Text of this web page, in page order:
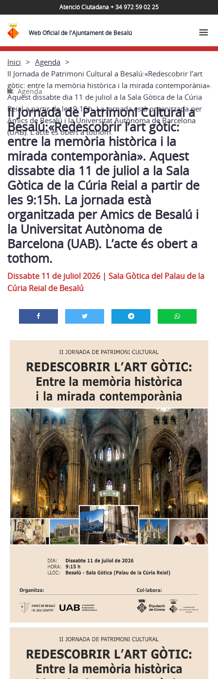
Atenció Ciutadana + 34 972 59 02 25
Web Oficial de l'Ajuntament de Besalú
Inici
Agenda
II Jornada de Patrimoni Cultural a Besalú:«Redescobrir l’art
gòtic: entre la memòria històrica i la mirada contemporània».
Aquest dissabte dia 11 de juliol a la Sala Gòtica de la Cúria
Reial a partir de les 9:15h. La jornada està organitzada per
Amics de Besalú i la Universitat Autònoma de Barcelona
(UAB). L’acte és obert a tothom.
Agenda
II Jornada de Patrimoni Cultural a
Besalú:«Redescobrir l’art gòtic:
entre la memòria històrica i la
mirada contemporània». Aquest
dissabte dia 11 de juliol a la Sala
Gòtica de la Cúria Reial a partir de
les 9:15h. La jornada està
organitzada per Amics de Besalú i
la Universitat Autònoma de
Barcelona (UAB). L’acte és obert a
tothom.
Dissabte 11 de juliol 2026 | Sala Gòtica del Palau de la
Cúria Reial de Besalú